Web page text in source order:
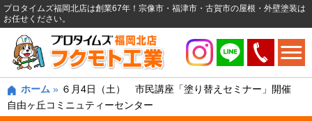
プロタイムズ福岡北店は創業67年！宗像市・福津市・古賀市の屋根・外壁塗装は
お任せください。
ホーム » ６月4日（土） 市民講座「塗り替えセミナー」開催
自由ヶ丘コミニュティーセンター